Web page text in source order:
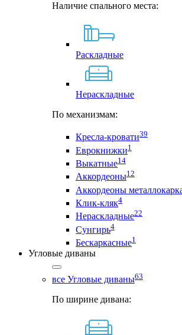
Наличие спального места:
Раскладные
Нераскладные
По механизмам:
Кресла-кровати39
Еврокнижки1
Выкатные14
Аккордеоны12
Аккордеоны
Клик-кляк4
Нераскладные22
Сунгирь4
Бескаркасные1
Угловые диваны
все Угловые диваны63
По ширине дивана: